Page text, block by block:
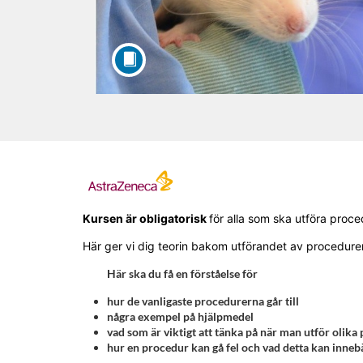
F
u
l
c
Kursen är obligatoriskför alla som ska utföra
Här ger vi dig teorin bakom utförandet av
Här ska du få en förståelse för
hur de vanligaste procedurerna går till
några exempel på hjälpmedel
vad som är viktigt att tänka på när man utför olika
hur en procedur kan gå fel och vad detta kan